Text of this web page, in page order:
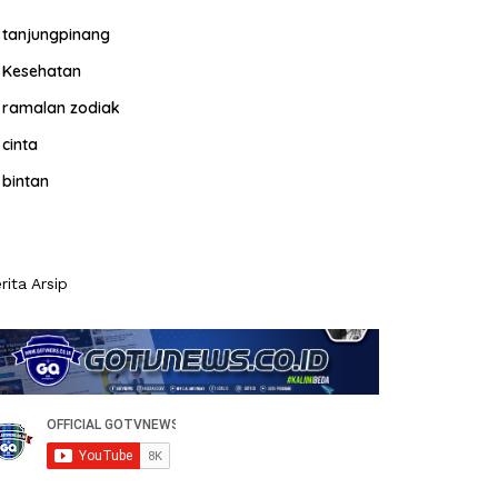
tanjungpinang
Kesehatan
ramalan zodiak
cinta
bintan
Arsip